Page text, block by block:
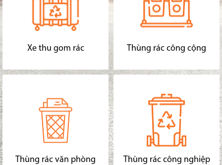
Xe thu gom rác Thùng rác công cộng
Thùng rác văn phòng Thùng rác công nghiệp